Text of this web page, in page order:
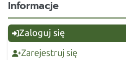
Informacje
Zaloguj się
Zarejestruj się